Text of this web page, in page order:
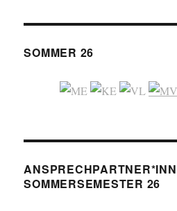
SOMMER 26
SOMMERSEMESTER 26